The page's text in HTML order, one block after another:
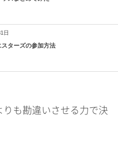
日
スターズの参加方法
も勘違いさせる力で決